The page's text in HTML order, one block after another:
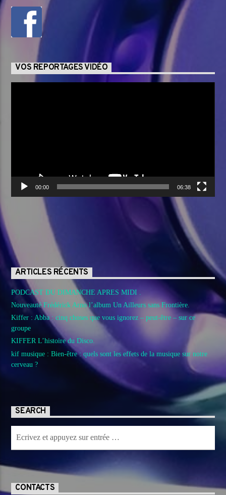
VOS REPORTAGES VIDÉO
00:00 06:38
ARTICLES RÉCENTS
PODCAST DU DIMANCHE APRES MIDI .
Nouveauté Frédérick Arno l’album Un Ailleurs sans Frontière.
Kiffer : Abba : cinq choses que vous ignorez – peut-être – sur ce
groupe
KIFFER L’histoire du Disco.
kif musique : Bien-être : quels sont les effets de la musique sur notre
cerveau ?
SEARCH
CONTACTS